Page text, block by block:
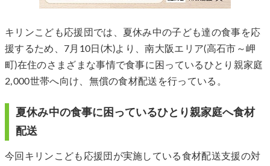
キリンこども応援団では、夏休み中の子ども達の食事を応
援するため、7月10日(木)より、南大阪エリア(高石市～岬
町)在住のさまざまな事情で食事に困っているひとり親家庭
2,000世帯へ向け、無償の食材配送を行っている。
夏休み中の食事に困っているひとり親家庭へ食材
配送
今回キリンこども応援団が実施している食材配送支援の対